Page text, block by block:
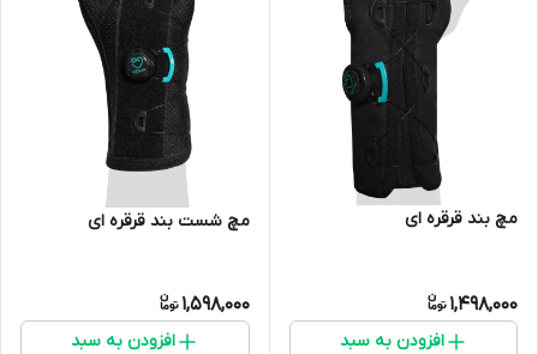
مچ بند قرقره ای
1,498,000
افزودن به سبد
مچ شست بند قرقره ای
1,598,000
افزودن به سبد